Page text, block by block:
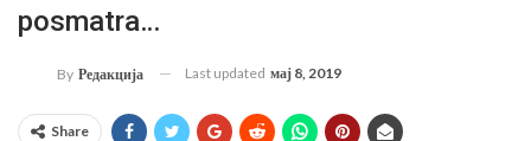
posmatra…
By Редакција Last updated мај 8, 2019
Share